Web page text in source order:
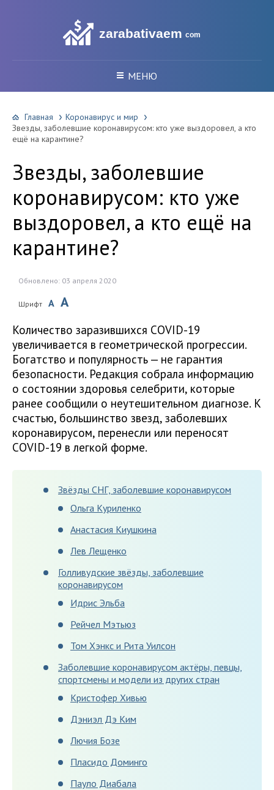
zarabativaem com
МЕНЮ
Главная
Коронавирус и мир
Звезды, заболевшие коронавирусом: кто уже выздоровел, а кто
ещё на карантине?
Звезды, заболевшие
коронавирусом: кто уже
выздоровел, а кто ещё на
карантине?
Обновлено: 03 апреля 2020
Шрифт A A
Количество заразившихся COVID-19
увеличивается в геометрической прогрессии.
Богатство и популярность — не гарантия
безопасности. Редакция собрала информацию
о состоянии здоровья селебрити, которые
ранее сообщили о неутешительном диагнозе. К
счастью, большинство звезд, заболевших
коронавирусом, перенесли или переносят
COVID-19 в легкой форме.
Звёзды СНГ, заболевшие коронавирусом
Ольга Куриленко
Анастасия Киушкина
Лев Лещенко
Голливудские звёзды, заболевшие
коронавирусом
Идрис Эльба
Рейчел Мэтьюз
Том Хэнкс и Рита Уилсон
Заболевшие коронавирусом актёры, певцы,
спортсмены и модели из других стран
Кристофер Хивью
Дэниэл Дэ Ким
Лючия Бозе
Пласидо Доминго
Пауло Диабала